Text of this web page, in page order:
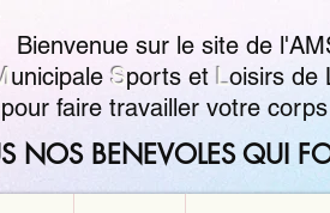
Bienvenue sur le site de
unicipale Sports et Loisirs de
faire travailler votre
NOS BENEVOLES QUI